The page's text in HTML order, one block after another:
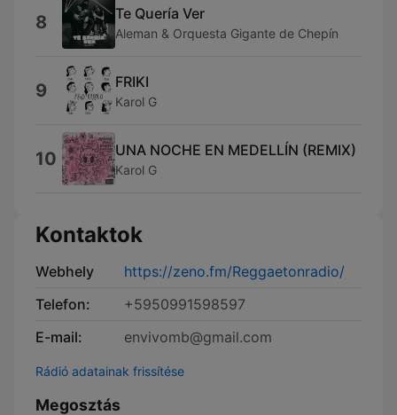
8 Te Quería Ver
Aleman & Orquesta Gigante de Chepín
9 FRIKI
Karol G
10 UNA NOCHE EN MEDELLÍN (REMIX)
Karol G
Kontaktok
Webhely
https://zeno.fm/Reggaetonradio/
Telefon:
+5950991598597
E-mail:
envivomb@gmail.com
Rádió adatainak frissítése
Megosztás